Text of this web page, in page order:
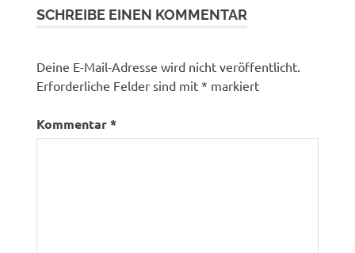
SCHREIBE EINEN KOMMENTAR
Deine E-Mail-Adresse wird nicht veröffentlicht.
Erforderliche Felder sind mit* markiert
Kommentar*